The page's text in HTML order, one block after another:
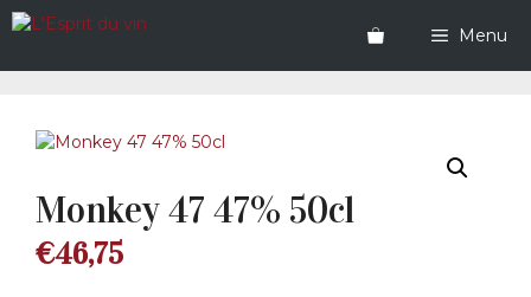
Aller
au
Menu
Monkey 47 47% 50cl
€46,75